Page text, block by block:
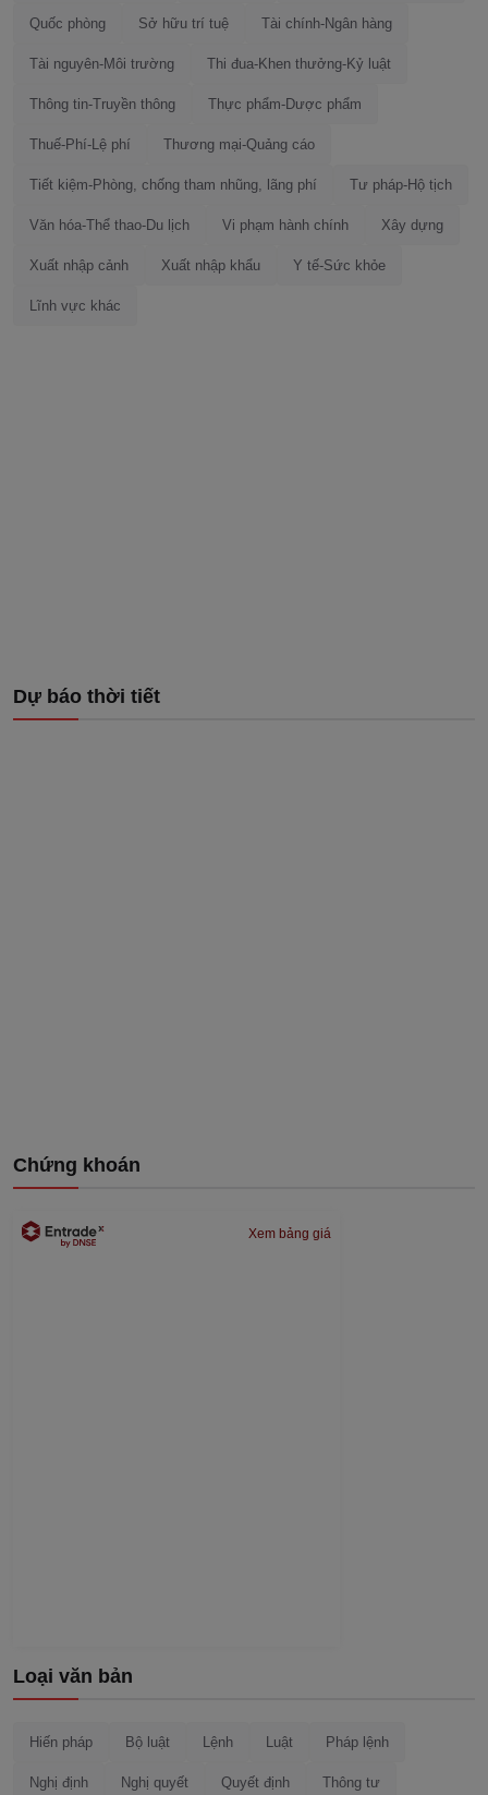
Quốc phòng Sở hữu trí tuệ Tài chính-Ngân hàng
Tài nguyên-Môi trường Thi đua-Khen thưởng-Kỷ luật
Thông tin-Truyền thông Thực phẩm-Dược phẩm
Thuế-Phí-Lệ phí Thương mại-Quảng cáo
Tiết kiệm-Phòng, chống tham nhũng, lãng phí Tư pháp-Hộ tịch
Văn hóa-Thể thao-Du lịch Vi phạm hành chính Xây dựng
Xuất nhập cảnh Xuất nhập khẩu Y tế-Sức khỏe
Lĩnh vực khác
Dự báo thời tiết
Chứng khoán
Xem bảng giá
Loại văn bản
Hiến pháp Bộ luật Lệnh Luật Pháp lệnh
Nghị định Nghị quyết Quyết định Thông tư